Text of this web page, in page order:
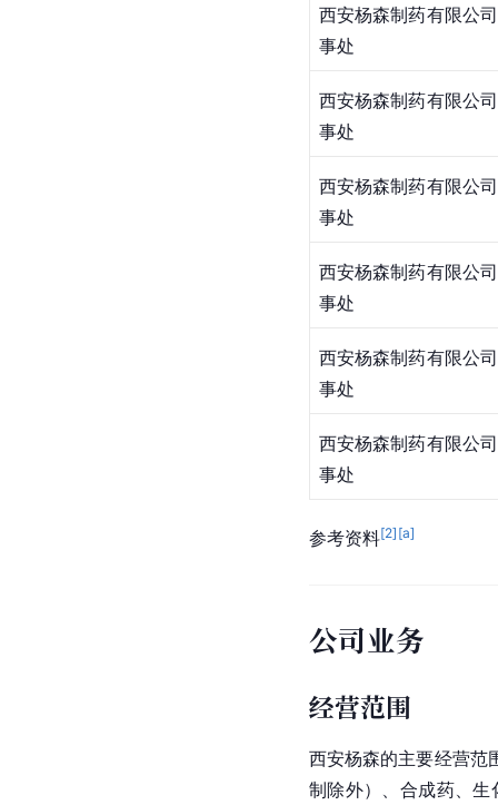
西安杨森制药有限公
事处
西安杨森制药有限公
事处
西安杨森制药有限公
事处
西安杨森制药有限公
事处
西安杨森制药有限公
事处
西安杨森制药有限公
事处
参考资料[2] [a]
公司业务
经营范围
西安杨森的主要经营范
制除外）、合成药、生